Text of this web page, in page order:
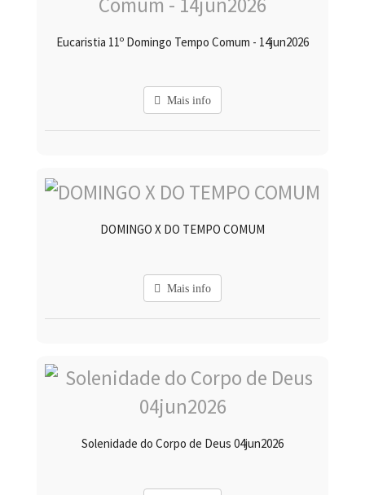
Eucaristia 11º Domingo Tempo Comum - 14jun2026
Mais info
DOMINGO X DO TEMPO COMUM
Mais info
Solenidade do Corpo de Deus 04jun2026